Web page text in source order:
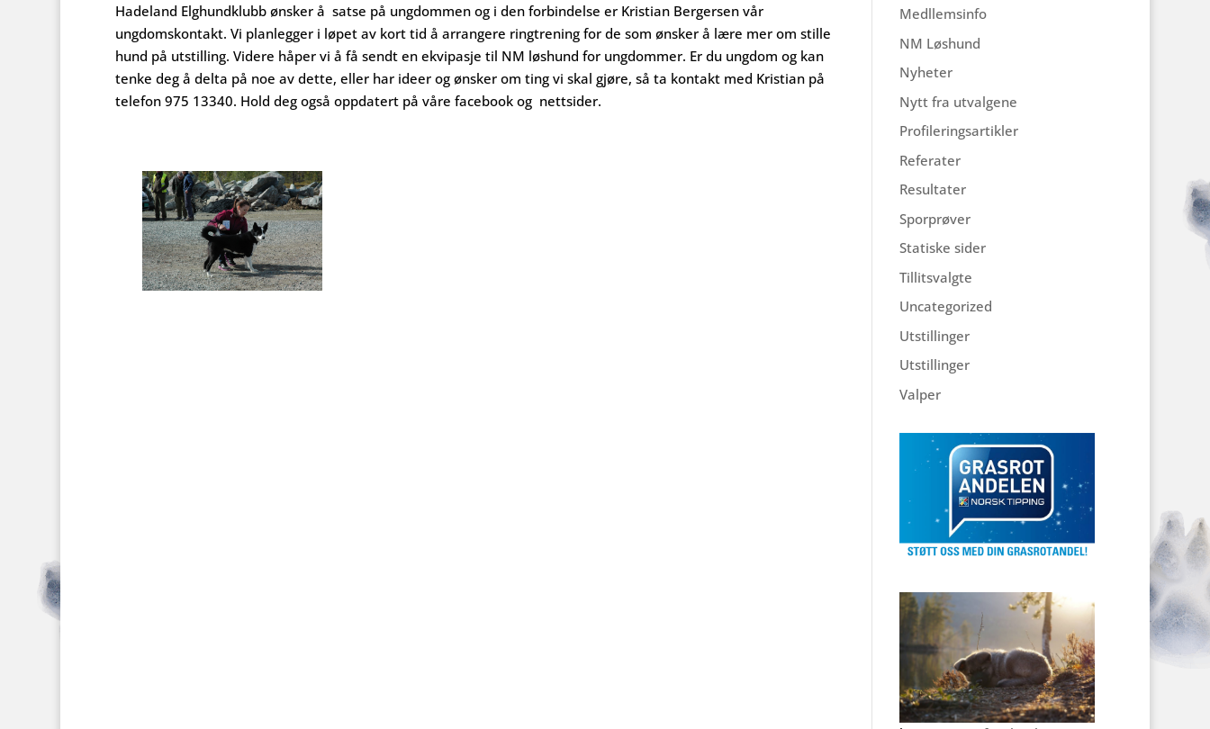
Hadeland Elghundklubb ønsker å satse på ungdommen og i den forbindelse er Kristian Bergersen vår
ungdomskontakt. Vi planlegger i løpet av kort tid å arrangere ringtrening for de som ønsker å lære mer om stille
hund på utstilling. Videre håper vi å få sendt en ekvipasje til NM løshund for ungdommer. Er du ungdom og kan
tenke deg å delta på noe av dette, eller har ideer og ønsker om ting vi skal gjøre, så ta kontakt med Kristian på
telefon 975 13340. Hold deg også oppdatert på våre facebook og nettsider.
Medllemsinfo
NM Løshund
Nyheter
Nytt fra utvalgene
Profileringsartikler
Referater
Resultater
Sporprøver
Statiske sider
Tillitsvalgte
Uncategorized
Utstillinger
Utstillinger
Valper